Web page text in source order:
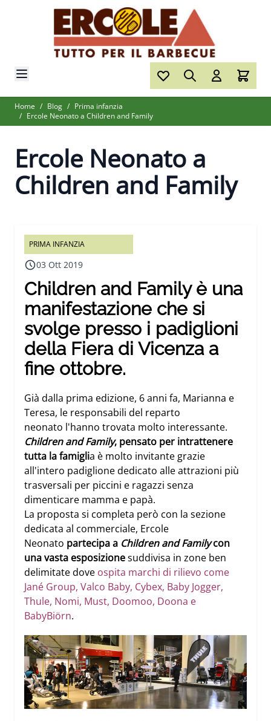
Salta al contenuto
Home / Blog / Prima infanzia
/ Ercole Neonato a Children and Family
Ercole Neonato a
Children and Family
PRIMA INFANZIA
03 Ott 2019
Children and Family è una
manifestazione che si
svolge presso i padiglioni
della Fiera di Vicenza a
fine ottobre.
Già dalla prima edizione, 6 anni fa, Marianna e
Teresa, le responsabili del reparto
neonato l'hanno trovata molto interessante.
Children and Family, pensato per intrattenere
tutta la famiglia è molto invitante grazie
all'intero padiglione dedicato alle attrazioni più
trasversali per piccini e ragazzi senza
dimenticare mamma e papà.
La proposta si completa però con la sezione
dedicata al commerciale, Ercole
Neonato partecipa a Children and Familycon
una vasta esposizionesuddivisa in zone ben
delimitate dove ospita marchi di rilievo come
Jané Group, Valco Baby, Cybex, Baby Jogger,
Thule, Nomi, Must, Doomoo, Doona e
BabyBiörn.